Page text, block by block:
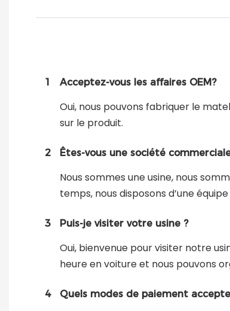
1 Acceptez-vous les affaires OEM?
Oui, nous pouvons fabriquer le
sur le produit.
2 Êtes-vous une société
Nous sommes une usine, nous
temps, nous disposons d’une
3 Puis-je visiter votre usine ?
Oui, bienvenue pour visiter notre
heure en voiture et nous pouvons
4 Quels modes de paiement